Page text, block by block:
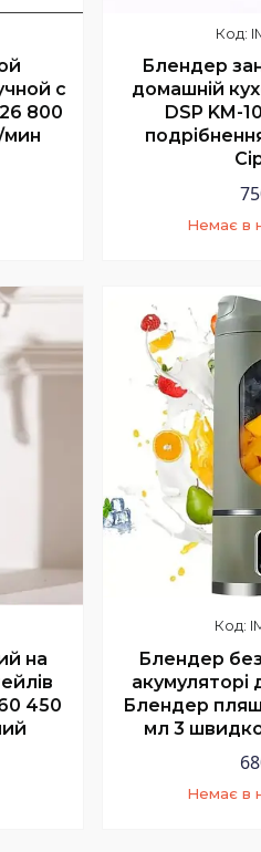
с
800
мин
Блендер
домашній
DSP KM-
Немає в
+380
на
450
Блендер
акумуляторі
Блендер
мл 3
Немає в